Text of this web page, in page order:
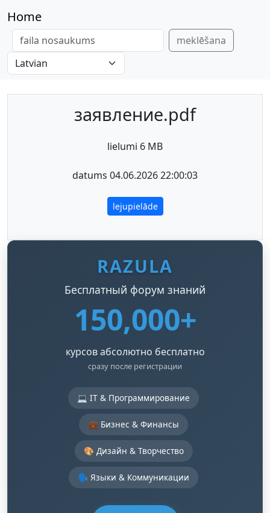
Home
meklēšana
заявление.pdf
lielumi 6 MB
datums 04.06.2026 22:00:03
lejupielāde
RAZULA
Бесплатный форум знаний
150,000+
курсов абсолютно бесплатно
сразу после регистрации
💻 IT & Программирование
💼 Бизнес & Финансы
🎨 Дизайн & Творчество
🗣️ Языки & Коммуникации